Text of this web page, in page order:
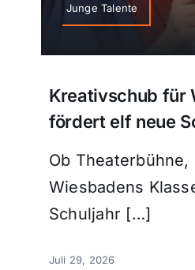
Junge Talente
Kreativschub für
fördert elf neue
Ob
Wiesbadens
Schuljahr […]
Juli 29, 2026